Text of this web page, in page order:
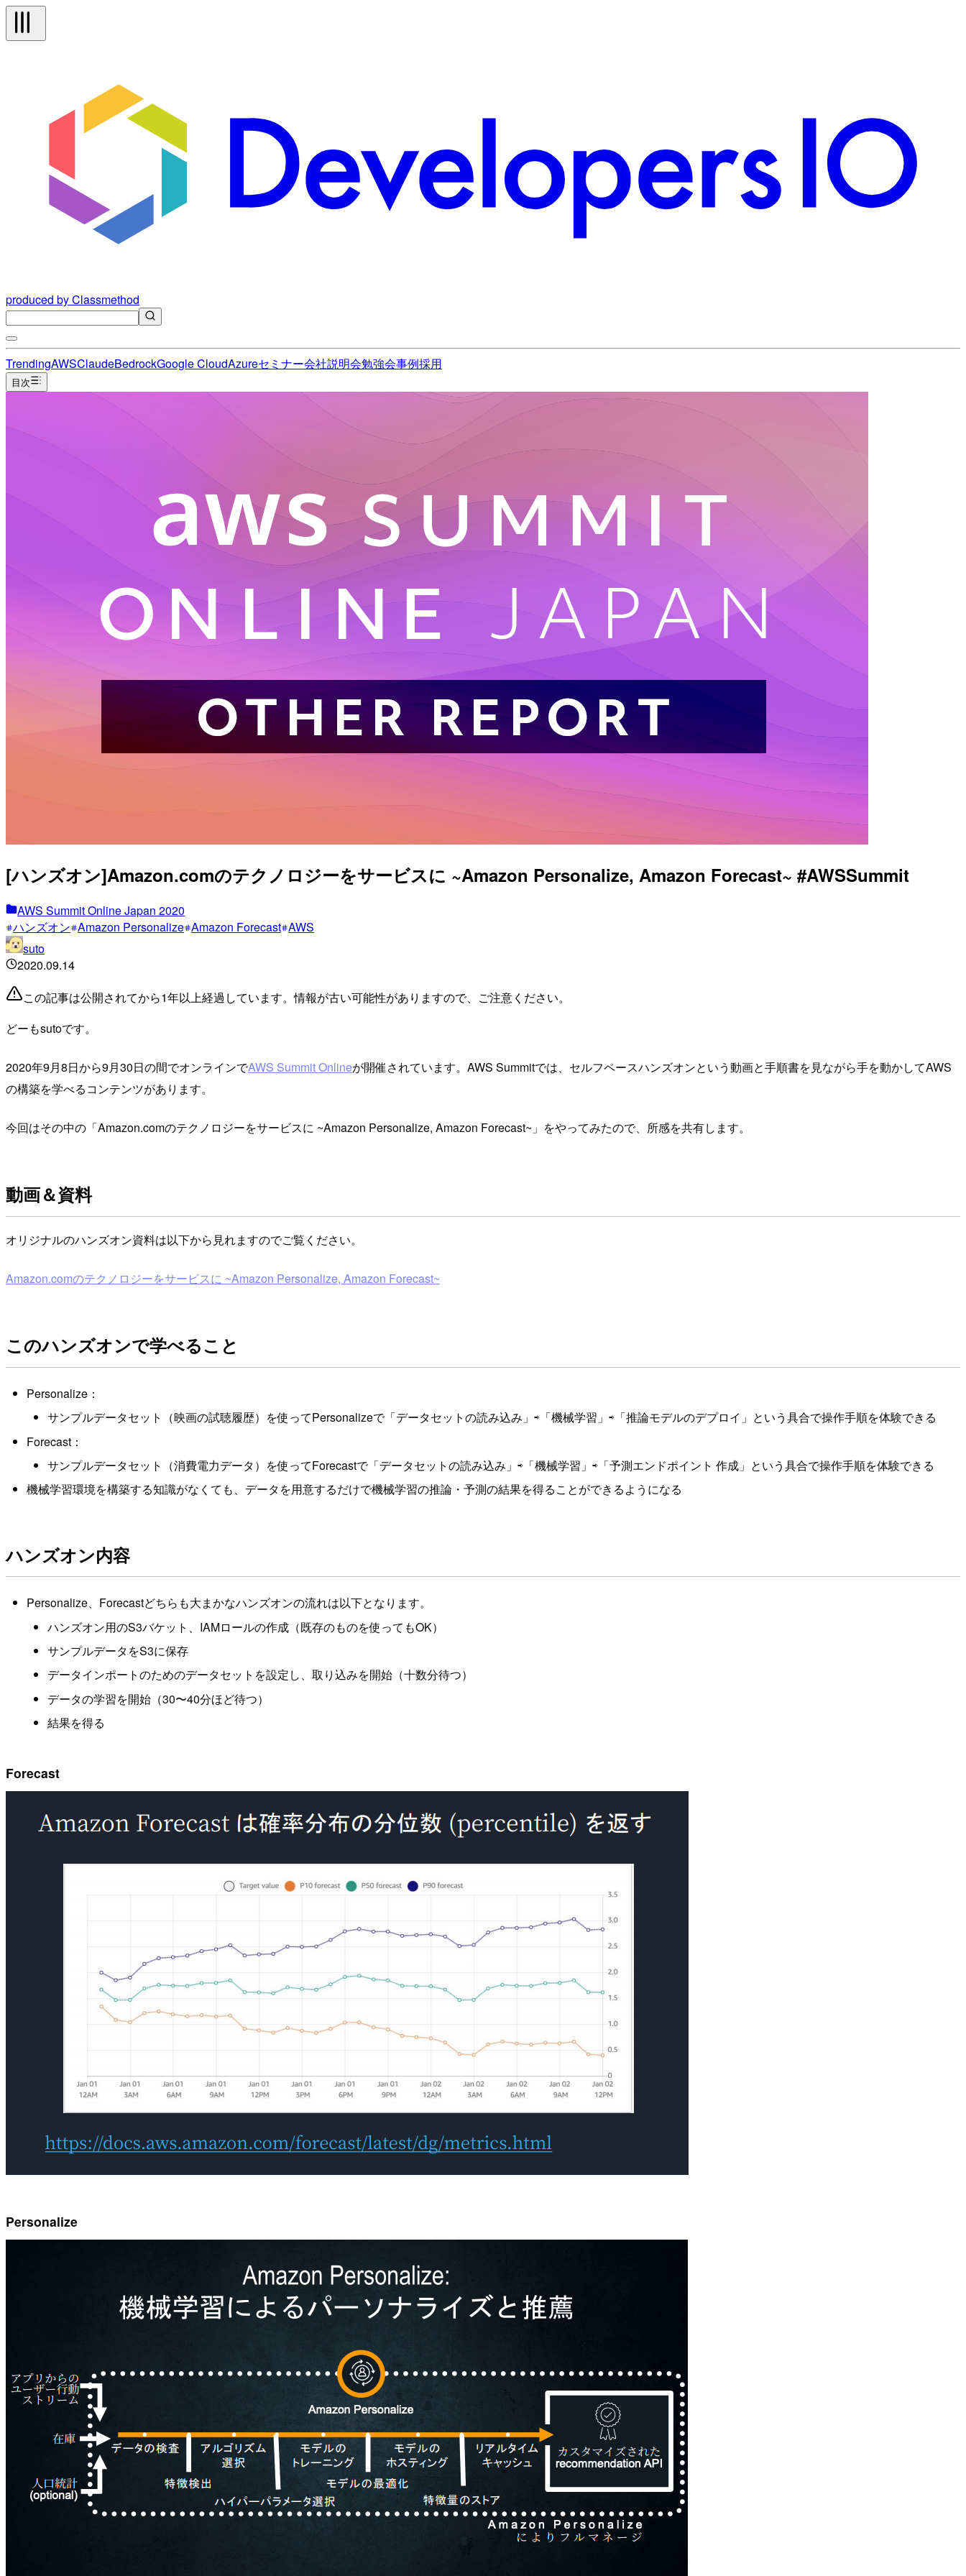
produced by Classmethod
TrendingAWSClaudeBedrockGoogle CloudAzureセミナー会社説明会勉強会事例採用
目次
[ハンズオン]Amazon.comのテクノロジーをサービスに ~Amazon Personalize, Amazon Forecast~ #AWSSummit
AWS Summit Online Japan 2020
ハンズオン Amazon Personalize Amazon Forecast AWS
suto
2020.09.14
この記事は公開されてから1年以上経過しています。情報が古い可能性がありますので、ご注意ください。
どーもsutoです。
2020年9月8日から9月30日の間でオンラインでAWS Summit Onlineが開催されています。AWS Summitでは、セルフペースハンズオンという動画と手順書を見ながら手を動かしてAWS
の構築を学べるコンテンツがあります。
今回はその中の「Amazon.comのテクノロジーをサービスに ~Amazon Personalize, Amazon Forecast~」をやってみたので、所感を共有します。
動画＆資料
オリジナルのハンズオン資料は以下から見れますのでご覧ください。
Amazon.comのテクノロジーをサービスに ~Amazon Personalize, Amazon Forecast~
このハンズオンで学べること
Personalize：
サンプルデータセット（映画の試聴履歴）を使ってPersonalizeで「データセットの読み込み」⇨「機械学習」⇨「推論モデルのデプロイ」という具合で操作手順を体験できる
Forecast：
サンプルデータセット（消費電力データ）を使ってForecastで「データセットの読み込み」⇨「機械学習」⇨「予測エンドポイント 作成」という具合で操作手順を体験できる
機械学習環境を構築する知識がなくても、データを用意するだけで機械学習の推論・予測の結果を得ることができるようになる
ハンズオン内容
Personalize、Forecastどちらも大まかなハンズオンの流れは以下となります。
ハンズオン用のS3バケット、IAMロールの作成（既存のものを使ってもOK）
サンプルデータをS3に保存
データインポートのためのデータセットを設定し、取り込みを開始（十数分待つ）
データの学習を開始（30〜40分ほど待つ）
結果を得る
Forecast
Personalize